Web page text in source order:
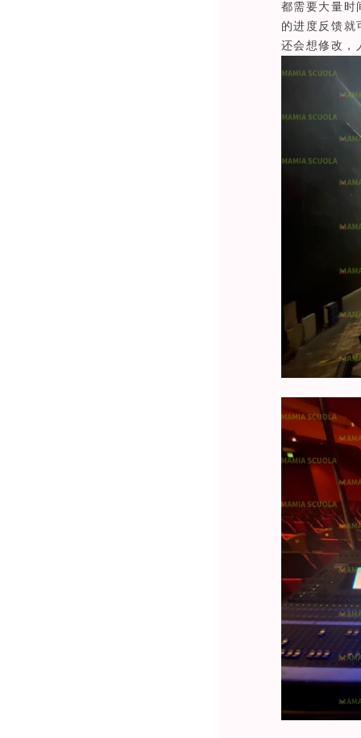
都需要大量时
的进度反馈就
还会想修改，